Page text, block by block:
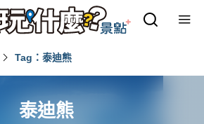
Tag：泰迪熊
泰迪熊